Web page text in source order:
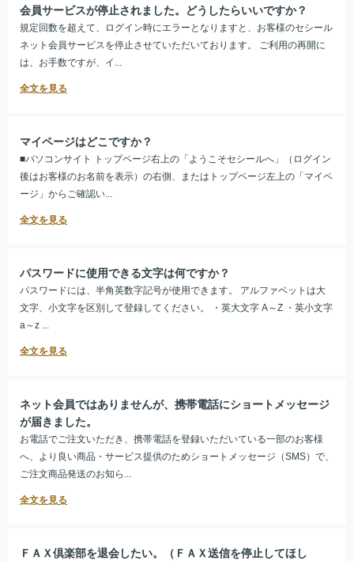
会員サービスが停止されました。どうしたらいいですか？
規定回数を超えて、ログイン時にエラーとなりますと、お客様のセシール
ネット会員サービスを停止させていただいております。 ご利用の再開に
は、お手数ですが、イ...
マイページはどこですか？
■パソコンサイト トップページ右上の「ようこそセシールへ」（ログイン
後はお客様のお名前を表示）の右側、またはトップページ左上の「マイペ
ージ」からご確認い...
パスワードに使用できる文字は何ですか？
パスワードには、半角英数字記号が使用できます。 アルファベットは大
文字、小文字を区別して登録してください。 ・英大文字 A～Z ・英小文字
a～z ...
ネット会員ではありませんが、携帯電話にショートメッセージ
が届きました。
お電話でご注文いただき、携帯電話を登録いただいている一部のお客様
へ、より良い商品・サービス提供のためショートメッセージ（SMS）で、
ご注文商品発送のお知ら...
ＦＡＸ倶楽部を退会したい。（ＦＡＸ送信を停止してほし